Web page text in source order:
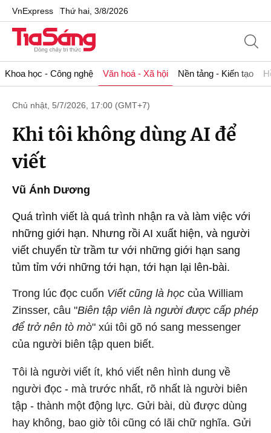
VnExpress Thứ hai, 3/8/2026
Khoa học - Công nghệ Văn hoá - Xã hội Nền tảng - Kiến tạo
Chủ nhật, 5/7/2026, 17:00 (GMT+7)
Khi tôi không dùng AI để
viết
Vũ Ánh Dương
Quá trình viết là quá trình nhận ra và làm việc với
những giới hạn. Nhưng rồi AI xuất hiện, và người
viết chuyển từ trầm tư với những giới hạn sang
tủm tỉm với những tới hạn, tới hạn lại lên-bài.
Trong lúc đọc cuốn Viết cũng là học của William
Zinsser, câu "Biên tập viên là người được cấp phép
để trở nên tò mò" xúi tôi gõ nó sang messenger
của người biên tập quen biết.
Tôi là người viết ít, khó viết nên hình dung về
người đọc - mà trước nhất, rõ nhất là người biên
tập - thành một động lực. Gửi bài, dù được dùng
hay không, bao giờ tôi cũng có lãi chữ nghĩa. Gửi